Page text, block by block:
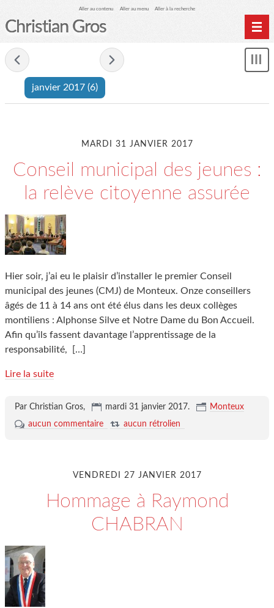
Aller au contenu Aller au menu Aller à la recherche
Christian Gros
janvier 2017 (6)
MARDI 31 JANVIER 2017
Conseil municipal des jeunes :
la relève citoyenne assurée
Hier soir, j’ai eu le plaisir d’installer le premier Conseil
municipal des jeunes (CMJ) de Monteux. Onze conseillers
âgés de 11 à 14 ans ont été élus dans les deux collèges
montiliens : Alphonse Silve et Notre Dame du Bon Accueil.
Afin qu’ils fassent davantage l’apprentissage de la
responsabilité,
[…]
Lire la suite
Par Christian Gros, mardi 31 janvier 2017.
Monteux
aucun commentaire
aucun rétrolien
VENDREDI 27 JANVIER 2017
Hommage à Raymond
CHABRAN